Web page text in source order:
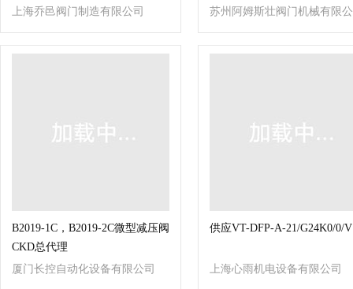
上海乔邑阀门制造有限公司
苏州阿姆斯壮阀门机械有限公
司
B2019-1C，B2019-2C微型减压阀
CKD总代理
厦门长控自动化设备有限公司
供应VT-DFP-A-21/G24K0/0/V
上海心雨机电设备有限公司